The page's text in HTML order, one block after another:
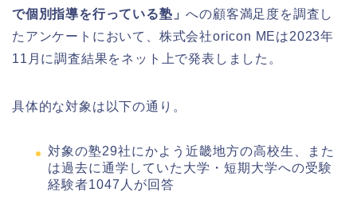
で個別指導を行っている塾」への顧客満足度を調査し
たアンケートにおいて、株式会社oricon MEは2023年
11月に調査結果をネット上で発表しました。
具体的な対象は以下の通り。
対象の塾29社にかよう近畿地方の高校生、また
は過去に通学していた大学・短期大学への受験
経験者1047人が回答